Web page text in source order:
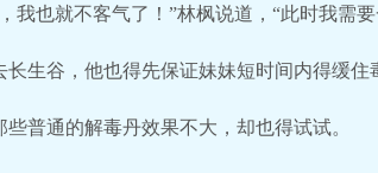
我也就不客气了！”林枫说道，“此时我需
长生谷，他也得先保证妹妹短时间内得缓住
些普通的解毒丹效果不大，却也得试试。